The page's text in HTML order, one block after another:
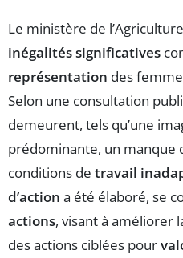
Le ministère de
inégalités significatives
représentation des
Selon une consultation
demeurent, tels qu’une
prédominante, un manque
conditions de travail
d’action a été élaboré, se
actions, visant à améliorer
des actions ciblées pour